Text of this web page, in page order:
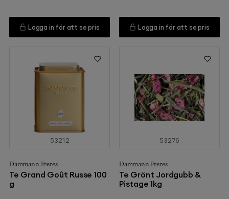
Logga in för att se pris Logga in för att se pris
53212
Dammann Freres
Te Grand Goût Russe 100
g
53276
Dammann Freres
Te Grönt Jordgubb &
Pistage 1kg